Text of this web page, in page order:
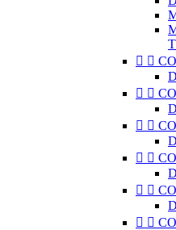
 
 
 
 
 
 